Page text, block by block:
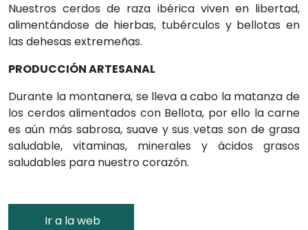
Nuestros cerdos de raza ibérica viven en libertad,
alimentándose de hierbas, tubérculos y bellotas en
las dehesas extremeñas.
PRODUCCIÓN ARTESANAL
Durante la montanera, se lleva a cabo la matanza de
los cerdos alimentados con Bellota, por ello la carne
es aún más sabrosa, suave y sus vetas son de grasa
saludable, vitaminas, minerales y ácidos grasos
saludables para nuestro corazón.
Ir a la web